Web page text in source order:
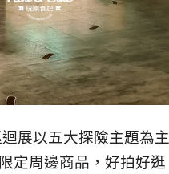
展以五大探險主題為主
定周邊商品，好拍好逛